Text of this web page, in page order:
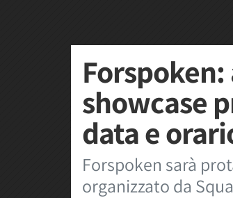
showcase
data e
Forspoken sarà
organizzato da